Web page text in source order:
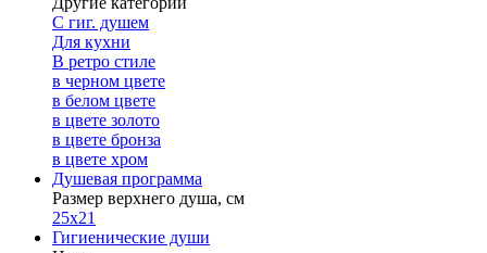
С гиг. душем
Для кухни
В ретро стиле
в черном цвете
в белом цвете
в цвете золото
в цвете бронза
в цвете хром
Душевая программа
Размер верхнего душа, см
25х21
Гигиенические души